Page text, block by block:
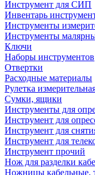
Инструмент для СИП
Инвентарь
Инструменты
Инструменты
Ключи
Наборы инструментов
Отвертки
Расходные материалы
Рулетка
Сумки, ящики
Инструменты для
Инструмент для
Инструмент для
Инструмент для
Инструмент прочий
Нож для разделки
Ножницы кабельные,